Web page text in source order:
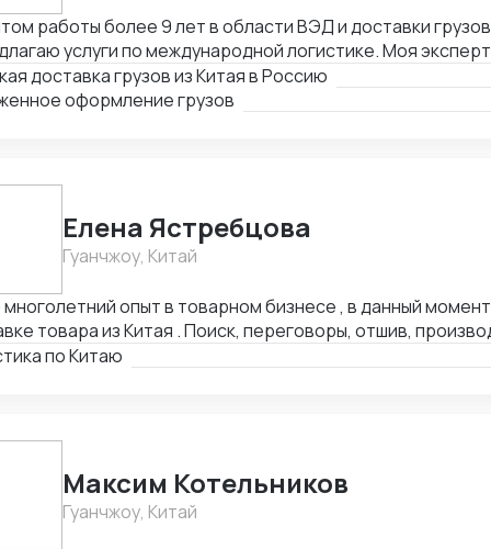
работы более 9 лет в области ВЭД и доставки
услуги по международной логистике. Моя
и надежную организацию доставки, с
Приоритет - удовлетворение потребностей
доставка грузов из Китая в Россию
оформление грузов
Елена Ястребцова
Гуанчжоу, Китай
опыт в товарном бизнесе , в данный
товара из Китая . Поиск, переговоры, отшив,
, аналитика товара под клиента. Любые
по Китаю
Максим Котельников
Гуанчжоу, Китай